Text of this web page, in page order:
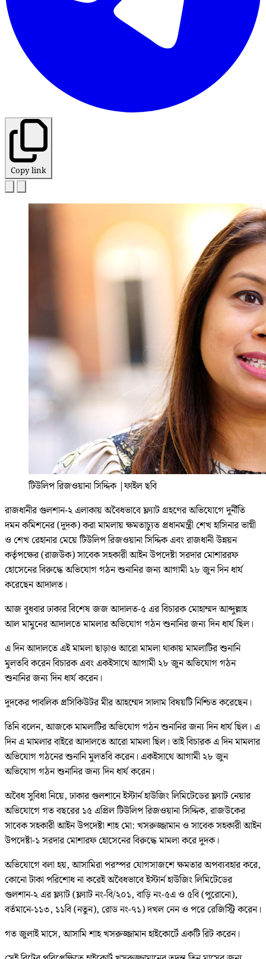
Copy link
টিউলিপ রিজওয়ানা সিদ্দিক |ফাইল ছবি
রাজধানীর গুলশান-২ এলাকায় অবৈধভাবে ফ্ল্যাট গ্রহণের অভিযোগে দুর্নীতি
দমন কমিশনের (দুদক) করা মামলায় ক্ষমতাচ্যুত প্রধানমন্ত্রী শেখ হাসিনার ভাগ্নী
ও শেখ রেহানার মেয়ে টিউলিপ রিজওয়ানা সিদ্দিক এবং রাজধানী উন্নয়ন
কর্তৃপক্ষের (রাজউক) সাবেক সহকারী আইন উপদেষ্টা সরদার মোশাররফ
হোসেনের বিরুদ্ধে অভিযোগ গঠন শুনানির জন্য আগামী ২৮ জুন দিন ধার্য
করেছেন আদালত।
আজ বুধবার ঢাকার বিশেষ জজ আদালত-৫ এর বিচারক মোহাম্মদ আব্দুল্লাহ
আল মামুনের আদালতে মামলার অভিযোগ গঠন শুনানির জন্য দিন ধার্য ছিল।
এ দিন আদালতে এই মামলা ছাড়াও আরো মামলা থাকায় মামলাটির শুনানি
মুলতবি করেন বিচারক এবং একইসাথে আগামী ২৮ জুন অভিযোগ গঠন
শুনানির জন্য দিন ধার্য করেন।
দুদকের পাবলিক প্রসিকিউটর মীর আহম্মেদ সালাম বিষয়টি নিশ্চিত করেছেন।
তিনি বলেন, আজকে মামলাটির অভিযোগ গঠন শুনানির জন্য দিন ধার্য ছিল। এ
দিন এ মামলার বাইরে আদালতে আরো মামলা ছিল। তাই বিচারক এ দিন মামলার
অভিযোগ গঠনের শুনানি মুলতবি করেন। একইসাথে আগামী ২৮ জুন
অভিযোগ গঠন শুনানির জন্য দিন ধার্য করেন।
অবৈধ সুবিধা নিয়ে, ঢাকার গুলশানে ইস্টার্ন হাউজিং লিমিটেডের ফ্ল্যাট নেয়ার
অভিযোগে গত বছরের ১৫ এপ্রিল টিউলিপ রিজওয়ানা সিদ্দিক, রাজউকের
সাবেক সহকারী আইন উপদেষ্টা শাহ মো: খসরুজ্জামান ও সাবেক সহকারী আইন
উপদেষ্টা-১ সরদার মোশারফ হোসেনের বিরুদ্ধে মামলা করে দুদক।
অভিযোগে বলা হয়, আসামিরা পরস্পর যোগসাজশে ক্ষমতার অপব্যবহার করে,
কোনো টাকা পরিশোধ না করেই অবৈধভাবে ইস্টার্ন হাউজিং লিমিটেডের
গুলশান-২ এর ফ্ল্যাট (ফ্ল্যাট নং-বি/২০১, বাড়ি নং-৫এ ও ৫বি (পুরোনো),
বর্তমানে-১১৩, ১১বি (নতুন), রোড নং-৭১) দখল নেন ও পরে রেজিস্ট্রি করেন।
গত জুলাই মাসে, আসামি শাহ খসরুজ্জামান হাইকোর্টে একটি রিট করেন।